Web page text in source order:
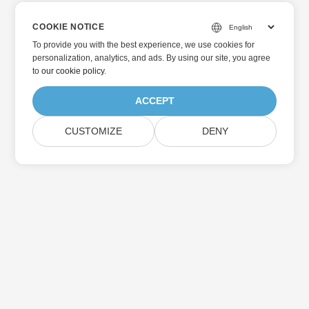
COOKIE NOTICE
To provide you with the best experience, we use cookies for
personalization, analytics, and ads. By using our site, you agree
toour cookie policy.
ACCEPT
CUSTOMIZE DENY